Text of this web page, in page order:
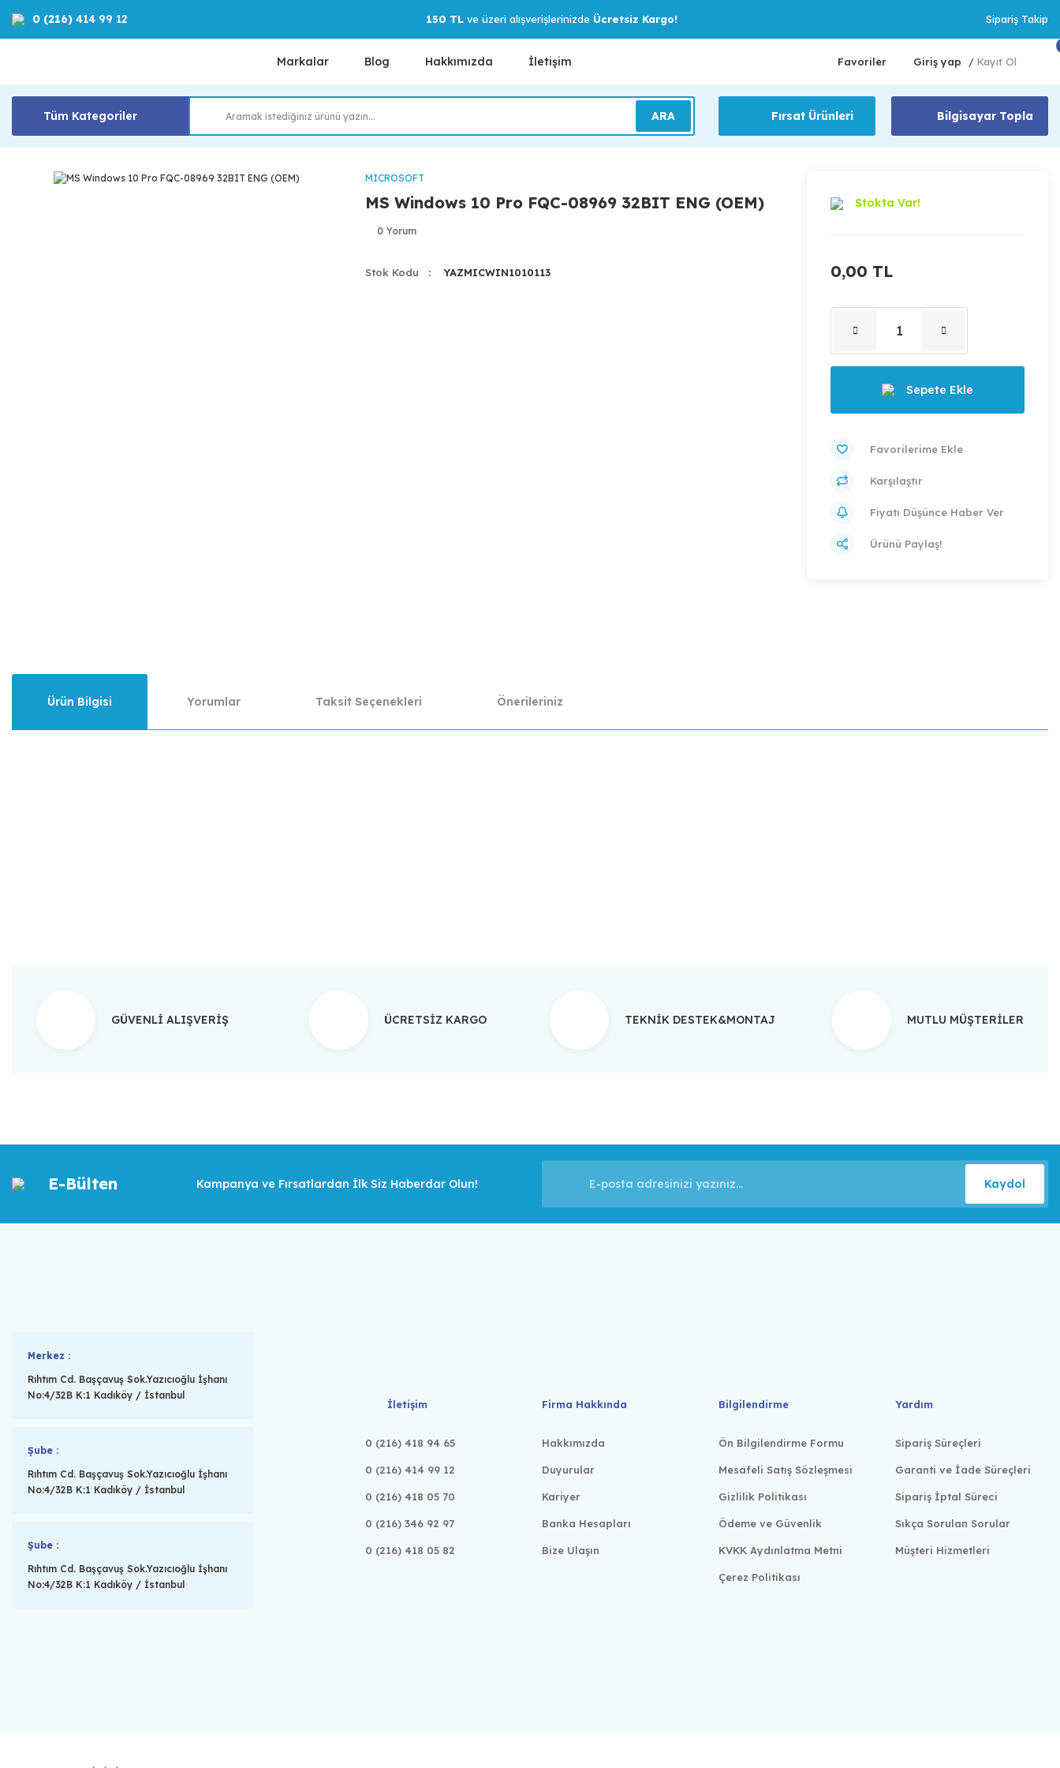
0 (216) 414 99 12 150 TLve üzeri alışverişlerinizde Ücretsiz Kargo! Sipariş Takip
Markalar Blog Hakkımızda İletişim Favoriler Giriş yap / Kayıt Ol
Tüm Kategoriler ARA Fırsat Ürünleri Bilgisayar Topla
MICROSOFT
MS Windows 10 Pro FQC-08969 32BIT ENG (OEM)
0 Yorum
Stok Kodu YAZMICWIN1010113
Stokta Var!
0,00 TL
Sepete Ekle
Karşılaştır
Fiyatı Düşünce Haber Ver
Ürünü Paylaş!
Ürün Bilgisi Yorumlar Taksit Seçenekleri Önerileriniz
GÜVENLİ ALIŞVERİŞ ÜCRETSİZ KARGO TEKNİK DESTEK&MONTAJ MUTLU MÜŞTERİLER
E-Bülten Kampanya ve Fırsatlardan İlk Siz Haberdar Olun! Kaydol
Merkez :
Rıhtım Cd. Başçavuş Sok.Yazıcıoğlu İşhanı
No:4/32B K:1 Kadıköy / İstanbul
Şube :
Rıhtım Cd. Başçavuş Sok.Yazıcıoğlu İşhanı
No:4/32B K:1 Kadıköy / İstanbul
Şube :
Rıhtım Cd. Başçavuş Sok.Yazıcıoğlu İşhanı
No:4/32B K:1 Kadıköy / İstanbul
İletişim
0 (216) 418 94 65
0 (216) 414 99 12
0 (216) 418 05 70
0 (216) 346 92 97
0 (216) 418 05 82
Firma Hakkında
Hakkımızda
Duyurular
Kariyer
Banka Hesapları
Bize Ulaşın
Bilgilendirme
Ön Bilgilendirme Formu
Mesafeli Satış Sözleşmesi
Gizlilik Politikası
Ödeme ve Güvenlik
KVKK Aydınlatma Metni
Çerez Politikası
Yardım
Sipariş Süreçleri
Garanti ve İade Süreçleri
Sipariş İptal Süreci
Sıkça Sorulan Sorular
Müşteri Hizmetleri